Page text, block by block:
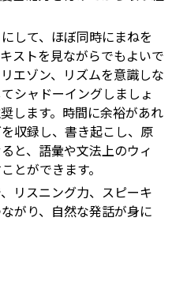
して、ほぼ同時にまねを
ストを見ながらでもよいで
エゾン、リズムを意識しな
シャドーイングしましょ
します。時間に余裕があれ
収録し、書き起こし、原
と、語彙や文法上のウィ
とができます。
リスニング力、スピーキ
がり、自然な発話が身に